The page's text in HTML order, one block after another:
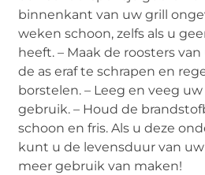
binnenkant van uw grill
weken schoon, zelfs als u
heeft. – Maak de roosters
de as eraf te schrapen en
borstelen. – Leeg en veeg
gebruik. – Houd de
schoon en fris. Als u deze
kunt u de levensduur van
meer gebruik van maken!